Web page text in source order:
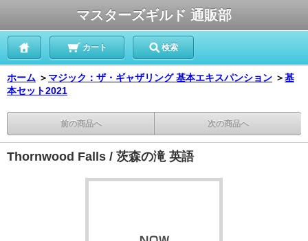
マスターズギルド 通販部
カート 検索
ホーム ＞ マジック：ザ・ギャザリング 基本エキスパンション ＞基
本セット2021
前の商品へ 次の商品へ
Thornwood Falls / 茨森の滝 英語